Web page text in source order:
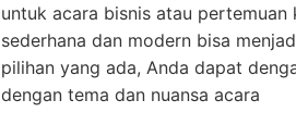
untuk acara bisnis atau
sederhana dan modern bisa
pilihan yang ada, Anda dapat
dengan tema dan nuansa acara